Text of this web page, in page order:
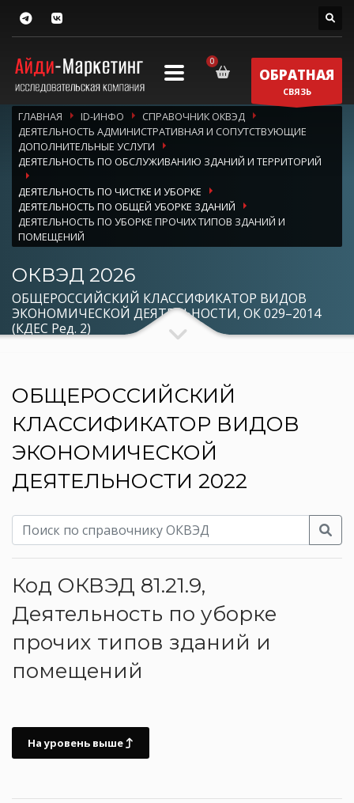
ОБРАТНАЯ
СВЯЗЬ
ГЛАВНАЯ ID-ИНФО
СПРАВОЧНИК ОКВЭД
ДЕЯТЕЛЬНОСТЬ АДМИНИСТРАТИВНАЯ И СОПУТСТВУЮЩИЕ
ДОПОЛНИТЕЛЬНЫЕ УСЛУГИ
ДЕЯТЕЛЬНОСТЬ ПО ОБСЛУЖИВАНИЮ ЗДАНИЙ И ТЕРРИТОРИЙ
ДЕЯТЕЛЬНОСТЬ ПО ЧИСТКЕ И УБОРКЕ
ДЕЯТЕЛЬНОСТЬ ПО ОБЩЕЙ УБОРКЕ ЗДАНИЙ
ДЕЯТЕЛЬНОСТЬ ПО УБОРКЕ ПРОЧИХ ТИПОВ ЗДАНИЙ И
ПОМЕЩЕНИЙ
ОКВЭД 2026
ОБЩЕРОССИЙСКИЙ КЛАССИФИКАТОР ВИДОВ
ЭКОНОМИЧЕСКОЙ ДЕЯТЕЛЬНОСТИ, ОК 029–2014
(КДЕС Ред. 2)
ОБЩЕРОССИЙСКИЙ
КЛАССИФИКАТОР ВИДОВ
ЭКОНОМИЧЕСКОЙ
ДЕЯТЕЛЬНОСТИ 2022
Код ОКВЭД 81.21.9,
Деятельность по уборке
прочих типов зданий и
помещений
На уровень выше